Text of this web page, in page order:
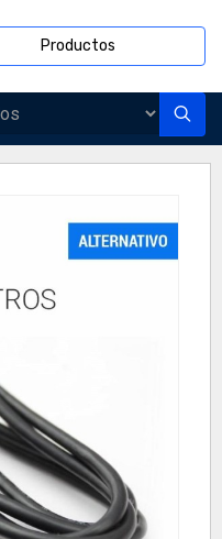
Productos